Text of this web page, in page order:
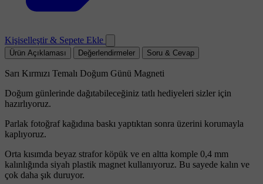
Kişiselleştir & Sepete Ekle
Ürün Açıklaması Değerlendirmeler Soru & Cevap
Sarı Kırmızı Temalı Doğum Günü Magneti
Doğum günlerinde dağıtabileceğiniz tatlı hediyeleri sizler için
hazırlıyoruz.
Parlak fotoğraf kağıdına baskı yaptıktan sonra üzerini korumayla
kaplıyoruz.
Orta kısımda beyaz strafor köpük ve en altta komple 0,4 mm
kalınlığında siyah plastik magnet kullanıyoruz. Bu sayede kalın ve
çok daha şık duruyor.